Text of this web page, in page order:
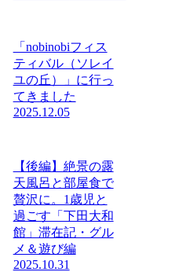
「nobinobiフィス
ティバル（ソレイ
ユの丘）」に行っ
てきました
2025.12.05
【後編】絶景の露
天風呂と部屋食で
贅沢に。1歳児と
過ごす「下田大和
館」滞在記・グル
メ＆遊び編
2025.10.31